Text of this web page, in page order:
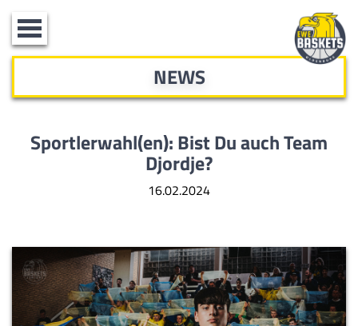
Toggle
navigation
NEWS
Sportlerwahl(en): Bist Du auch Team
Djordje?
16.02.2024